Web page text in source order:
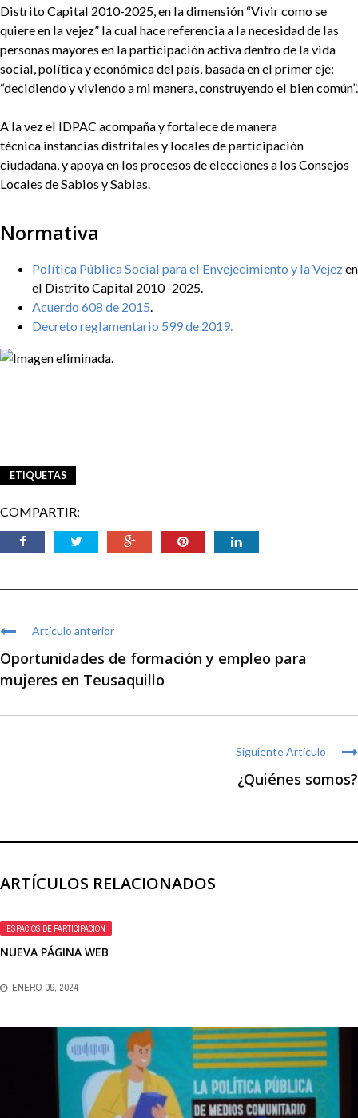
Distrito Capital 2010-2025, en la dimensión “Vivir como se
quiere en la vejez” la cual hace referencia a la necesidad de las
personas mayores en la participación activa dentro de la vida
social, política y económica del país, basada en el primer eje:
“decidiendo y viviendo a mi manera, construyendo el bien común”.
A la vez el IDPAC acompaña y fortalece de manera
técnica instancias distritales y locales de participación
ciudadana, y apoya en los procesos de elecciones a los Consejos
Locales de Sabios y Sabias.
Normativa
Política Pública Social para el Envejecimiento y la Vejezen
el Distrito Capital 2010 -2025.
Acuerdo 608 de 2015.
Decreto reglamentario 599 de 2019.
ETIQUETAS
COMPARTIR:
Artículo anterior
Oportunidades de formación y empleo para
mujeres en Teusaquillo
Siguiente Artículo
¿Quiénes somos?
ARTÍCULOS RELACIONADOS
ESPACIOS DE PARTICIPACIÓN
NUEVA PÁGINA WEB
ENERO 09, 2024